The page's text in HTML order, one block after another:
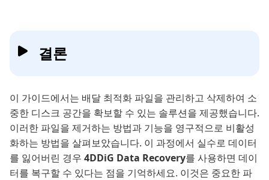
결론
이 가이드에서는 배달 최적화 파일을 관리하고 삭제하여 소
중한 디스크 공간을 확보할 수 있는 솔루션을 제공했습니다.
이러한 파일을 제거하는 방법과 기능을 영구적으로 비활성
화하는 방법을 살펴보았습니다. 이 과정에서 실수로 데이터
를 잃어버린 경우 4DDiG Data Recovery를 사용하면 데이
터를 복구할 수 있다는 점을 기억하세요. 이것은 중요한 파